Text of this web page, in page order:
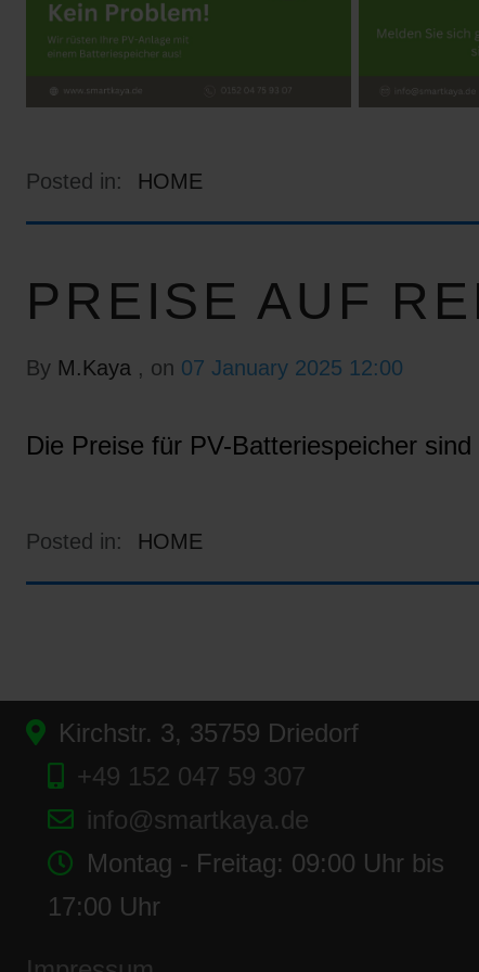
Posted in: HOME
PREISE AUF
By M.Kaya , on 07 January 2025 12:00
Die Preise für PV-Batteriespeicher
Posted in: HOME
Kirchstr. 3, 35759 Driedorf
+49 152 047 59 307
info@smartkaya.de
Montag - Freitag: 09:00 Uhr bis
17:00 Uhr